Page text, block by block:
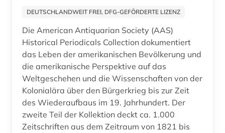
entwicklungsprojekt (1)
enzyklopädie (3)
epo (1)
erdöl (1)
erinnerung (1)
DEUTSCHLANDWEIT FREI, DFG-GEFÖRDERTE LIZENZ
Die American Antiquarian Society (AAS)
Historical Periodicals Collection dokumentiert
das Leben der amerikanischen Bevölkerung und
die amerikanische Perspektive auf das
Weltgeschehen und die Wissenschaften von der
Kolonialära über den Bürgerkrieg bis zur Zeit
des Wiederaufbaus im 19. Jahrhundert. Der
zweite Teil der Kollektion deckt ca. 1.000
Zeitschriften aus dem Zeitraum von 1821 bis